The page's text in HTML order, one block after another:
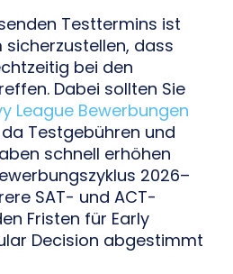
Testtermins ist
dass
bei den
Dabei sollten Sie
League Bewerbungen
Testgebühren und
schnell erhöhen
2026–
SAT- und ACT-
Fristen für Early
Decision abgestimmt